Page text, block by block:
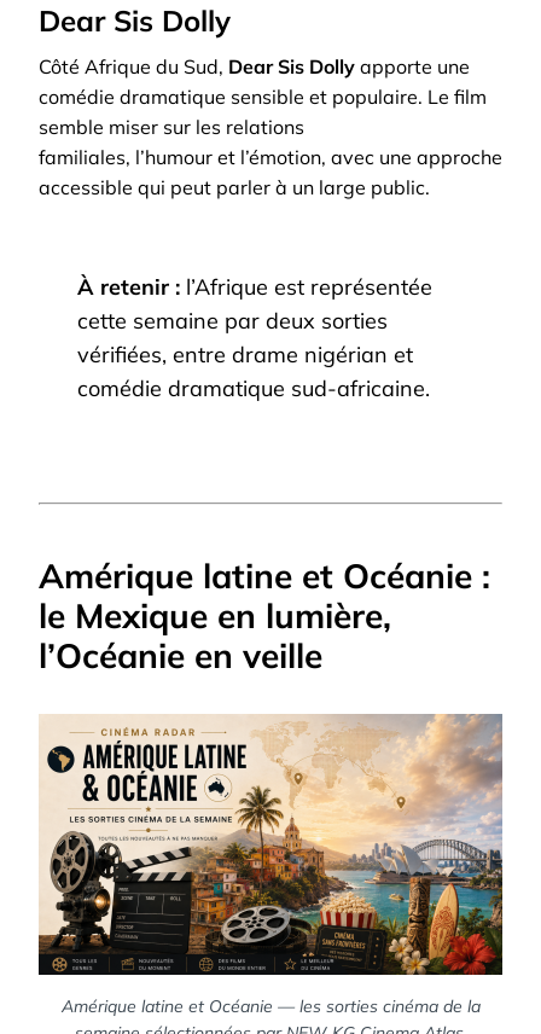
Dear Sis Dolly
Côté Afrique du Sud, Dear Sis Dolly apporte une
comédie dramatique sensible et populaire. Le film
semble miser sur les relations
familiales, l’humour et l’émotion, avec une approche
accessible qui peut parler à un large public.
À retenir : l’Afrique est représentée
cette semaine par deux sorties
vérifiées, entre drame nigérian et
comédie dramatique sud-africaine.
Amérique latine et Océanie :
le Mexique en lumière,
l’Océanie en veille
Amérique latine et Océanie — les sorties cinéma de la